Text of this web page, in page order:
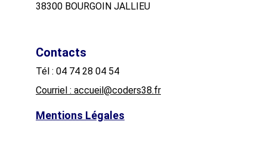
38300 BOURGOIN JALLIEU
Contacts
Tél : 04 74 28 04 54
Courriel : accueil@coders38.fr
Mentions Légales